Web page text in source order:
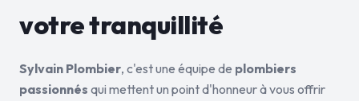
votre tranquillité
Sylvain Plombier, c'est une équipe de plombiers
passionnés qui mettent un point d'honneur à vous offrir